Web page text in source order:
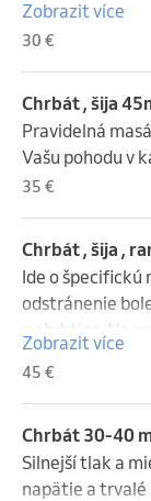
kancelárska
Masáž chrbta a
napätia.
Zobrazit více
30 €
Chrbát , šija
Pravidelná
Vašu pohodu v
35 €
Chrbát , šija ,
Ide o špecifickú
odstránenie
a chrbtice. Na
byť spôsobené
dlhším sedením
Zobrazit více
45 €
Chrbát 30-40
Silnejší tlak a
napätie a trvalé